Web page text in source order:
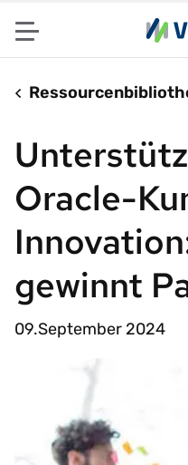
Menu
Oracle-
gewinnt
09.September 2024